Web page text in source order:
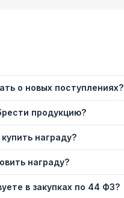
о новых поступлениях?
продукцию?
награду?
награду?
в закупках по 44 ФЗ?